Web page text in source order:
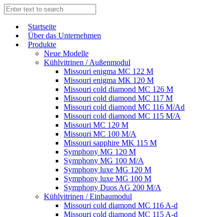
Start­sei­te
Über das Unternehmen
Produkte
Neue Modelle
Kühlvitrinen / Außenmodul
Missouri enigma MC 122 M
Missouri enigma MK 120 M
Missouri cold diamond MC 126 M
Missouri cold diamond MC 117 M
Missouri cold diamond MC 116 M/Ad
Missouri cold diamond MC 115 M/A
Missouri MC 120 M
Missouri MC 100 M/A
Missouri sapphire MK 115 M
Symphony MG 120 M
Symphony MG 100 M/А
Symphony luxe MG 120 M
Symphony luxe MG 100 M
Symphony Duos AG 200 M/A
Kühlvitrinen / Einbaumodul
Missouri cold diamond MC 116 A-d
Missouri cold diamond MC 115 A-d